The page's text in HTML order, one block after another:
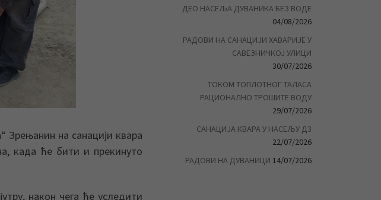
на санацији квара
када ће бити и прекинуто
након чега ће уследити
ДЕО НАСЕЉА ДУВАНИКА БЕЗ ВОДЕ
04/08/2026
РАДОВИ НА САНАЦИЈИ ХАВАРИЈЕ У
САВЕЗНИЧКОЈ УЛИЦИ
30/07/2026
ТОКОМ ТОПЛОТНОГ ТАЛАСА
РАЦИОНАЛНО ТРОШИТЕ ВОДУ
29/07/2026
САНАЦИЈА КВАРА У НАСЕЉУ Д3
22/07/2026
РАДОВИ НА ДУВАНИЦИ 14/07/2026